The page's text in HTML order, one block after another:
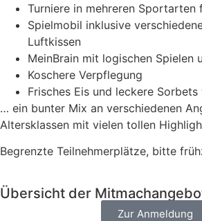
Turniere in mehreren Sportarten
Spielmobil inklusive
Luftkissen
MeinBrain mit logischen Spielen
Koschere Verpflegung
Frisches Eis und leckere
… ein bunter Mix an verschiedenen
Altersklassen mit vielen tollen
Begrenzte Teilnehmerplätze, bitte
Übersicht der
Zur Anmeldung